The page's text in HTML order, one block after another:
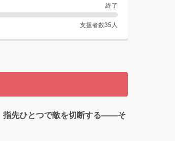
終了
支援者数35 人
指先ひとつで敵を切断する――そ